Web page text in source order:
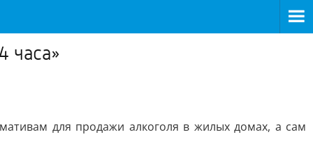
часа»
для продажи алкоголя в жилых домах, а сам